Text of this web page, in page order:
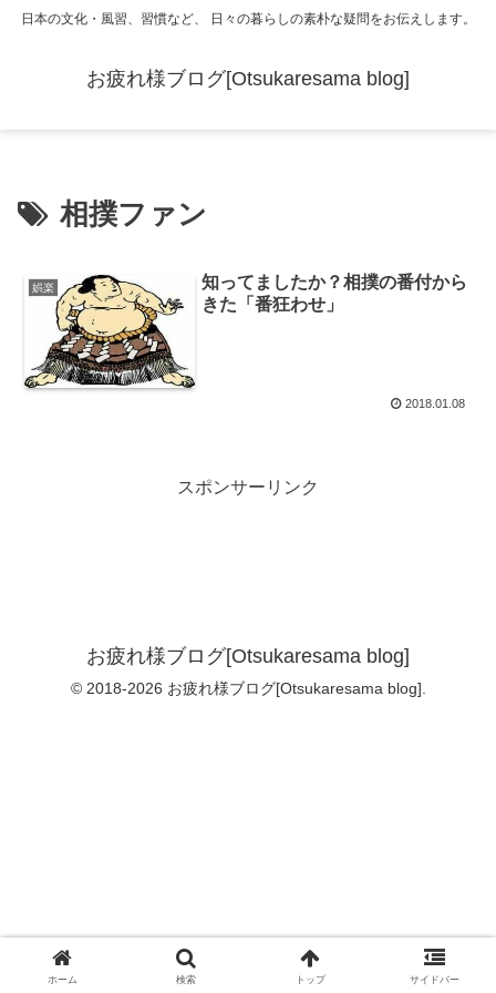
日本の文化・風習、習慣など、 日々の暮らしの素朴な疑問をお伝えします。
お疲れ様ブログ[Otsukaresama blog]
相撲ファン
娯楽
知ってましたか？相撲の番付から
きた「番狂わせ」
2018.01.08
スポンサーリンク
お疲れ様ブログ[Otsukaresama blog]
© 2018-2026 お疲れ様ブログ[Otsukaresama blog].
ホーム 検索 トップ サイドバー